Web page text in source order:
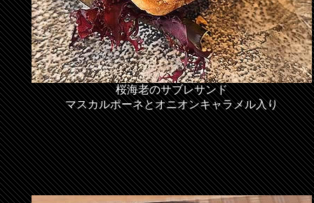
桜海老のサブレサンド
マスカルポーネとオニオンキャラメル入り